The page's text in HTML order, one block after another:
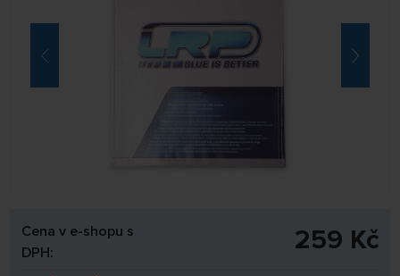
Cena v e-shopu s
DPH:
259 Kč